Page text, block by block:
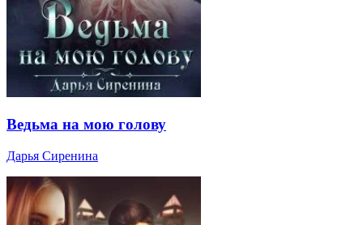
Ведьма на мою голову
Дарья Сиренина